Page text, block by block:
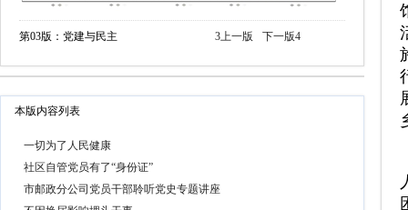
第03版：党建与民主 3上一版 下一版4
本版内容列表
一切为了人民健康
社区自管党员有了“身份证”
市邮政分公司党员干部聆听党史专题讲座